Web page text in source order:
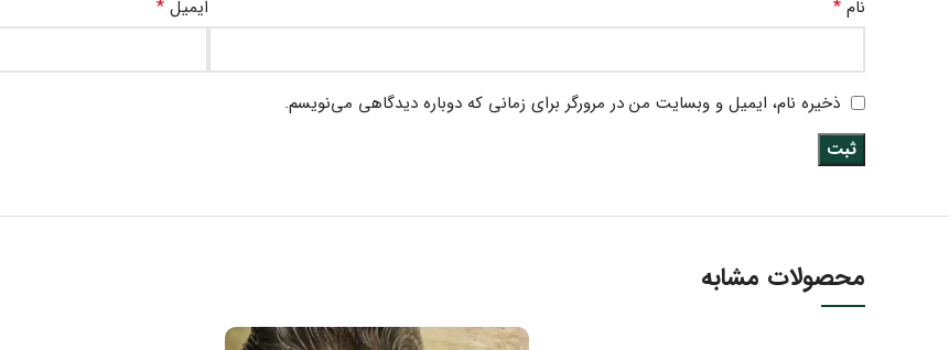
نام * ایمیل *
ذخیره نام، ایمیل و وبسایت من در مرورگر برای زمانی که دوباره دیدگاهی می‌نویسم.
محصولات مشابه